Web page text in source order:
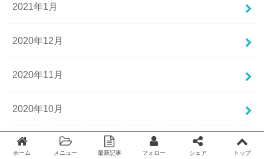
2021年1月
2020年12月
2020年11月
2020年10月
2020年9月
ホーム メニュー 最新記事 フォロー シェア トップ
Twitter facebook